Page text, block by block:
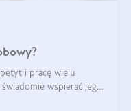
i pracę wielu
wspierać jego